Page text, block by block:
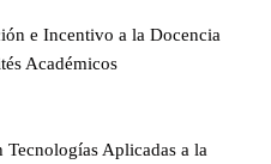
e Incentivo a la Docencia
Académicos
Tecnologías Aplicadas a la